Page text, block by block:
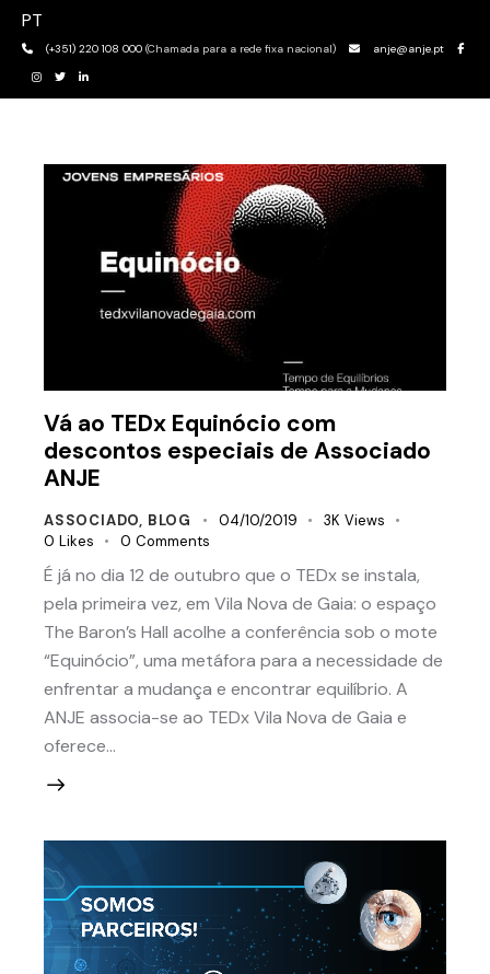
PT
(+351) 220 108 000 (Chamada para a rede fixa nacional) anje@anje.pt
Vá ao TEDx Equinócio com
descontos especiais de Associado
ANJE
ASSOCIADO, BLOG 04/10/2019 3K Views
0 Likes 0 Comments
É já no dia 12 de outubro que o TEDx se instala,
pela primeira vez, em Vila Nova de Gaia: o espaço
The Baron’s Hall acolhe a conferência sob o mote
“Equinócio”, uma metáfora para a necessidade de
enfrentar a mudança e encontrar equilíbrio. A
ANJE associa-se ao TEDx Vila Nova de Gaia e
oferece…